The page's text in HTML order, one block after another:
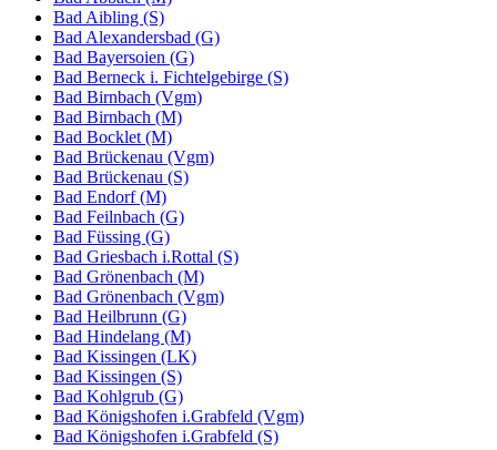
Bad Aibling (S)
Bad Alexandersbad (G)
Bad Bayersoien (G)
Bad Berneck i. Fichtelgebirge (S)
Bad Birnbach (Vgm)
Bad Birnbach (M)
Bad Bocklet (M)
Bad Brückenau (Vgm)
Bad Brückenau (S)
Bad Endorf (M)
Bad Feilnbach (G)
Bad Füssing (G)
Bad Griesbach i.Rottal (S)
Bad Grönenbach (M)
Bad Grönenbach (Vgm)
Bad Heilbrunn (G)
Bad Hindelang (M)
Bad Kissingen (LK)
Bad Kissingen (S)
Bad Kohlgrub (G)
Bad Königshofen i.Grabfeld (Vgm)
Bad Königshofen i.Grabfeld (S)